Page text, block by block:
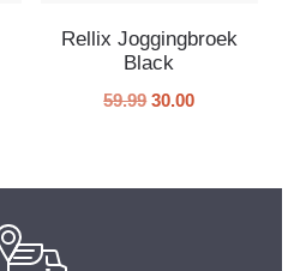
Rellix Joggingbroek
Black
59.99 30.00